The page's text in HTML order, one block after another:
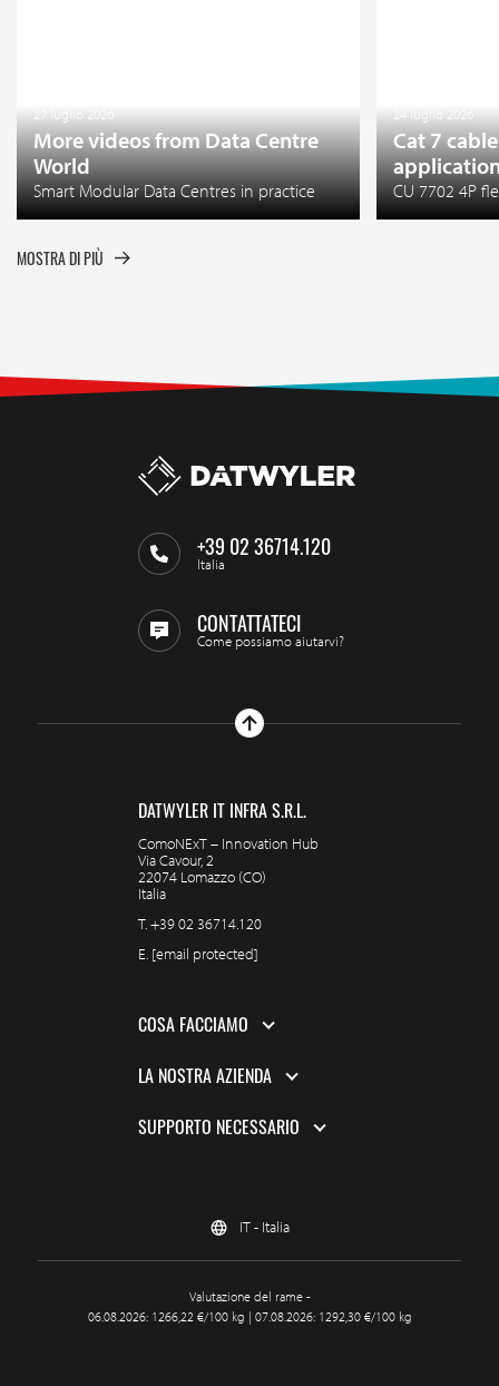
27 luglio 2026
More videos from Data Centre
World
Smart Modular Data Centres in practice
24 luglio 2026
Cat 7
CU 7702 4P
MOSTRA DI PIÙ
+39 02 36714.120
Italia
CONTATTATECI
Come possiamo aiutarvi?
DATWYLER IT INFRA S.R.L.
ComoNExT – Innovation Hub
Via Cavour, 2
22074 Lomazzo (CO)
Italia
T.+39 02 36714.120
E. [email protected]
COSA FACCIAMO
LA NOSTRA AZIENDA
SUPPORTO NECESSARIO
IT - Italia
Valutazione del rame -
06.08.2026: 1266,22 €/100 kg | 07.08.2026: 1292,30 €/100 kg